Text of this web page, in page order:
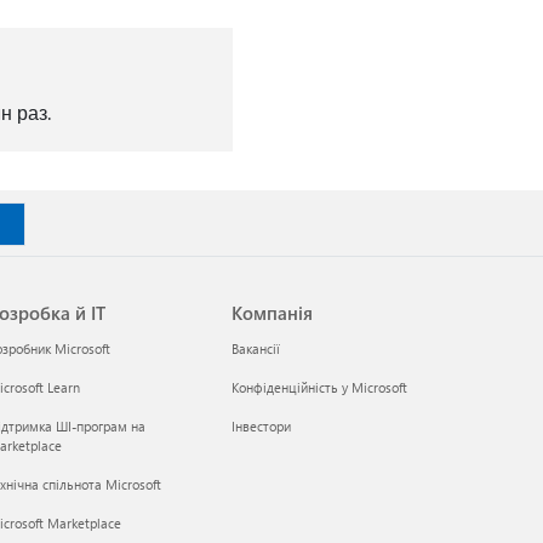
раз.
й ІТ
Microsoft
Learn
ШІ-програм на
спільнота Microsoft
Marketplace
Компанія
Вакансії
Конфіденційність у Microsoft
Інвестори